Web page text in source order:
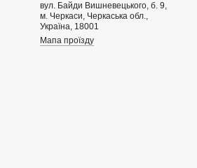
вул. Байди Вишневецького, б. 9,
м. Черкаси, Черкаська обл.,
Україна, 18001
Мапа проїзду